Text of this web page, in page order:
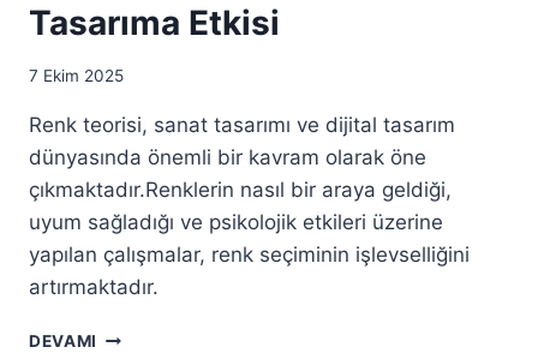
Tasarıma Etkisi
7 Ekim 2025
Renk teorisi, sanat tasarımı ve dijital tasarım
dünyasında önemli bir kavram olarak öne
çıkmaktadır.Renklerin nasıl bir araya geldiği,
uyum sağladığı ve psikolojik etkileri üzerine
yapılan çalışmalar, renk seçiminin işlevselliğini
artırmaktadır.
DEVAMI RENK